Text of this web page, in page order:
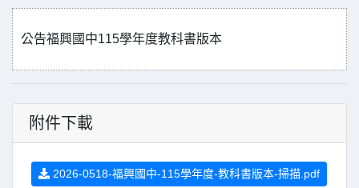
公告福興國中115學年度教科書版本
附件下載
2026-0518-福興國中-115學年度-教科書版本-掃描.pdf